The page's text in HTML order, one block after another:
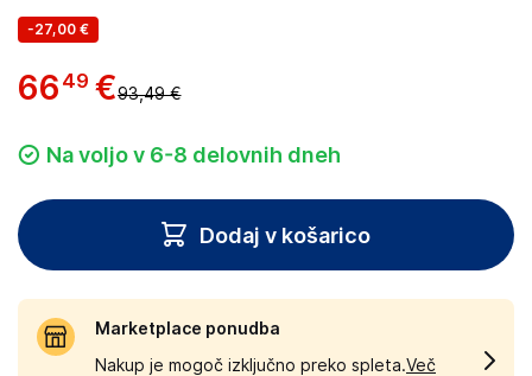
-27,00 €
66 49 €93,49 €
Na voljo v 6-8 delovnih dneh
Dodaj v košarico
Marketplace ponudba
Nakup je mogoč izključno preko spleta.Več